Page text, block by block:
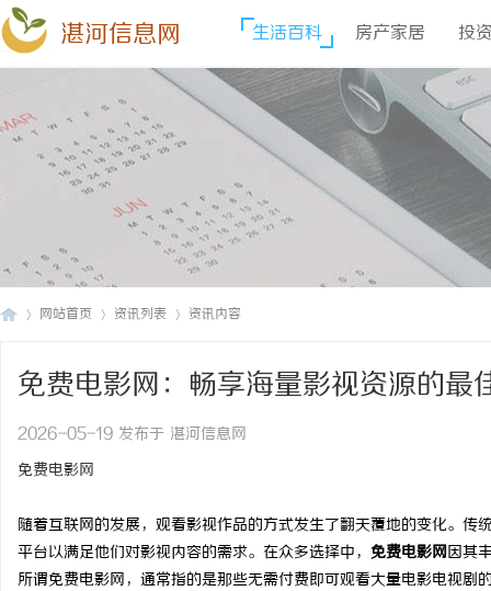
湛河信息网 生活百科 房产家居 投
网站首页 资讯列表 资讯内容
免费电影网：畅享海量影视资源的最
2026-05-19 发布于 湛河信息网
免费电影网
随着互联网的发展，观看影视作品的方式发生了翻天覆地的变化。
平台以满足他们对影视内容的需求。在众多选择中， 免费电影网因其
所谓免费电影网，通常指的是那些无需付费即可观看大量电影电视